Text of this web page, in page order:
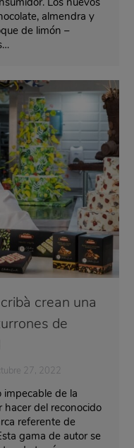
almendra y
de limón –
crean una
de
27, 2022
impecable de la
del reconocido
referente de
gama de autor se